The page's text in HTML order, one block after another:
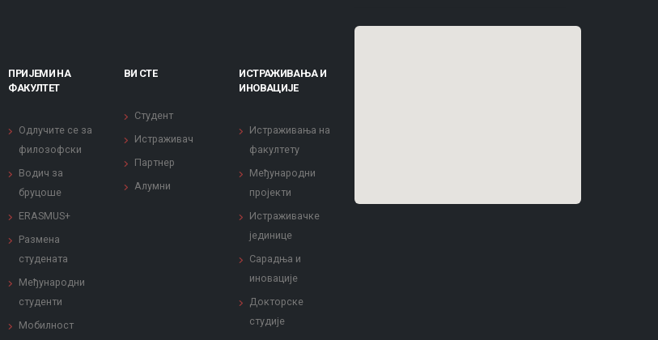
ПРИЈЕМИ НА
ФАКУЛТЕТ
Одлучите се за
филозофски
Водич за
бруцоше
ERASMUS+
Размена
студената
Међународни
студенти
Мобилност
ВИ СТЕ
Студент
Истраживач
Партнер
Алумни
ИСТРАЖИВАЊА И
ИНОВАЦИЈЕ
Истраживања на
факултету
Међународни
пројекти
Истраживачке
јединице
Сарадња и
иновације
Докторске
студије